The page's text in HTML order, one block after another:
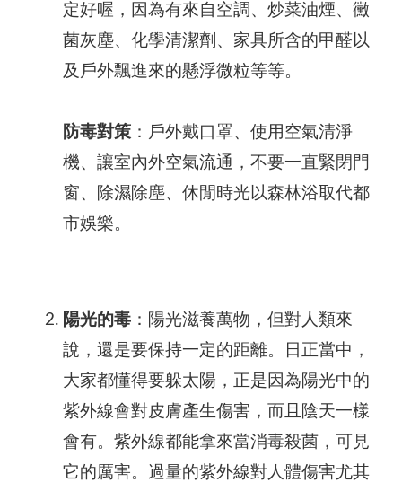
定好喔，因為有來自空調、炒菜油煙、黴
菌灰塵、化學清潔劑、家具所含的甲醛以
及戶外飄進來的懸浮微粒等等。
防毒對策 ：戶外戴口罩、使用空氣清淨
機、讓室內外空氣流通，不要一直緊閉門
窗、除濕除塵、休閒時光以森林浴取代都
市娛樂。
陽光的毒 ：陽光滋養萬物，但對人類來
說，還是要保持一定的距離。日正當中，
大家都懂得要躲太陽，正是因為陽光中的
紫外線會對皮膚產生傷害，而且陰天一樣
會有。紫外線都能拿來當消毒殺菌，可見
它的厲害。過量的紫外線對人體傷害尤其